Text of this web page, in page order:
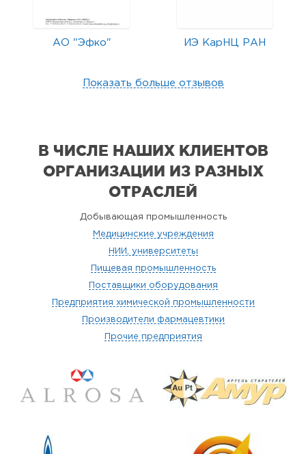
АО "Эфко" ИЭ КарНЦ РАН
Показать больше отзывов
В ЧИСЛЕ НАШИХ КЛИЕНТОВ
ОРГАНИЗАЦИИ ИЗ РАЗНЫХ
ОТРАСЛЕЙ
Добывающая промышленность
Медицинские учреждения
НИИ, университеты
Пищевая промышленность
Поставщики оборудования
Предприятия химической промышленности
Производители фармацевтики
Прочие предприятия